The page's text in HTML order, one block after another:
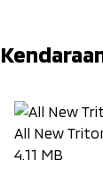
All New
4.11 MB